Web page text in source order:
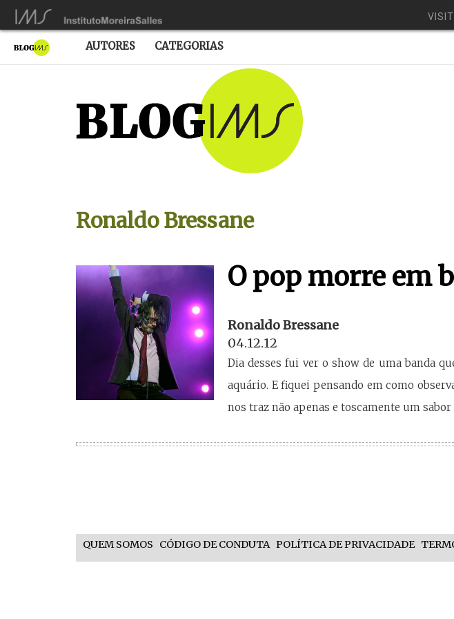
AUTORES CATEGORIAS
Ronaldo Bressane
O pop morre em
Ronaldo Bressane
04.12.12
Dia desses fui ver o show de uma banda
aquário. E fiquei pensando em como
nos traz não apenas e toscamente um
QUEM SOMOS CÓDIGO DE CONDUTA POLÍTICA DE PRIVACIDADE